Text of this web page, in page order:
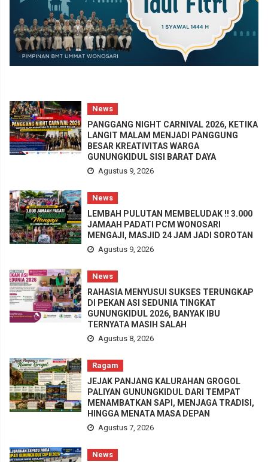
News
PANGGANG NIGHT CARNIVAL 2026, KETIKA
LANGIT MALAM MENJADI PANGGUNG
BESAR KREATIVITAS WARGA
GUNUNGKIDUL SISI BARAT DAYA
Agustus 9, 2026
News
LEMBAH PULUTAN MEMBELUDAK !! 3.000
JAMAAH PADATI PCM WONOSARI
MENGAJI, MASJID 24 JAM JADI SOROTAN
Agustus 9, 2026
News
RAHASIA MENYUSUI SUKSES TERUNGKAP
DI PEKAN ASI SEDUNIA TINGKAT
GUNUNGKIDUL 2026, BANYAK IBU
TERNYATA MASIH SALAH
Agustus 8, 2026
Ragam
JEJAK PANJANG KALURAHAN GROGOL
PALIYAN GUNUNGKIDUL DARI TEMPAT
MENAMBATKAN SAPI, MENJAGA TRADISI,
HINGGA MENATA MASA DEPAN
Agustus 7, 2026
News